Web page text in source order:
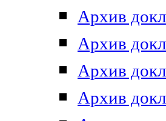
Архив
Архив
Архив
Архив